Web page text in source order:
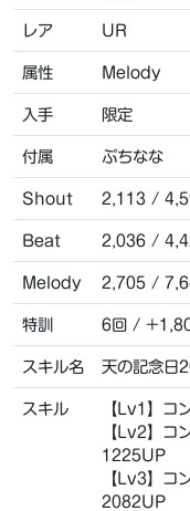
レア UR
属性 Melody
入手 限定
付属 ぷちなな
Shout 2,113 /
Beat 2,036 /
Melody 2,705 /
特訓 6回 /
スキル名 天の記念日
スキル
【Lv1】コ
【Lv2】コ
1225UP
【Lv3】コ
2082UP